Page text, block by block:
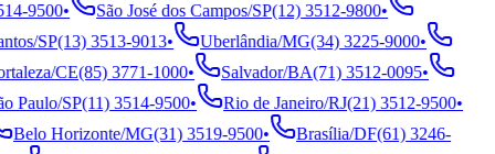
9500• São José dos Campos/SP(12) 3512-9800•
/SP(13) 3513-9013• Uberlândia/MG(34) 3225-9000•
/CE(85) 3771-1000• Salvador/BA(71) 3512-0095•
Paulo/SP(11) 3514-9500• Rio de Janeiro/RJ(21) 3512-9500•
Belo Horizonte/MG(31) 3519-9500• Brasília/DF(61) 3246-